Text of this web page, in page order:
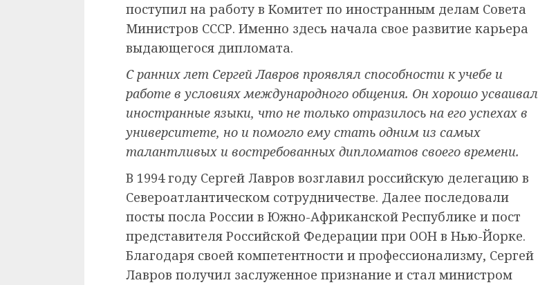
поступил на работу в Комитет по иностранным делам Совета
Министров СССР. Именно здесь начала свое развитие карьера
выдающегося дипломата.
С ранних лет Сергей Лавров проявлял способности к учебе и
работе в условиях международного общения. Он хорошо усваивал
иностранные языки, что не только отразилось на его успехах в
университете, но и помогло ему стать одним из самых
талантливых и востребованных дипломатов своего времени.
В 1994 году Сергей Лавров возглавил российскую делегацию в
Североатлантическом сотрудничестве. Далее последовали
посты посла России в Южно-Африканской Республике и пост
представителя Российской Федерации при ООН в Нью-Йорке.
Благодаря своей компетентности и профессионализму, Сергей
Лавров получил заслуженное признание и стал министром